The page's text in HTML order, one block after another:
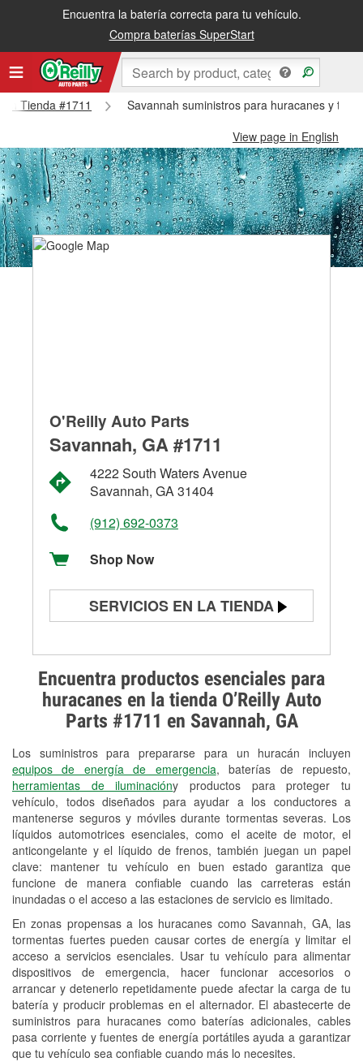
Encuentra la batería correcta para tu vehículo.
Compra baterías SuperStart
Tienda #1711
Savannah suministros para huracanes y
View page in English
Encuentra productos esenciales para
huracanes en la tienda O’Reilly Auto
Parts #1711 en Savannah, GA
Los suministros para prepararse para un huracán incluyen
equipos de energía de emergencia, baterías de repuesto,
herramientas de iluminacióny productos para proteger tu
vehículo, todos diseñados para ayudar a los conductores a
mantenerse seguros y móviles durante tormentas severas. Los
líquidos automotrices esenciales, como el aceite de motor, el
anticongelante y el líquido de frenos, también juegan un papel
clave: mantener tu vehículo en buen estado garantiza que
funcione de manera confiable cuando las carreteras están
inundadas o el acceso a las estaciones de servicio es limitado.
En zonas propensas a los huracanes como Savannah, GA, las
tormentas fuertes pueden causar cortes de energía y limitar el
acceso a servicios esenciales. Usar tu vehículo para alimentar
dispositivos de emergencia, hacer funcionar accesorios o
arrancar y detenerlo repetidamente puede afectar la carga de tu
batería y producir problemas en el alternador. El abastecerte de
suministros para huracanes como baterías adicionales, cables
pasa corriente y fuentes de energía portátiles ayuda a garantizar
que tu vehículo sea confiable cuando más lo necesites.
O'Reilly Auto Parts
Savannah, GA #1711
4222 South Waters Avenue
Savannah, GA 31404
(912) 692-0373
Shop Now
SERVICIOS EN LA TIENDA
Prueba de alternadores y
arrancadores
Revisión de la luz "Check Engine"
Reciclaje de baterías y aceite
Instalación de bombillas de faros
Instalación de limpiaparabrisas
Programa de Préstamo de
Herramientas
Rectificación de tambores y discos de
freno
Hurricane Supplies
Conoce más